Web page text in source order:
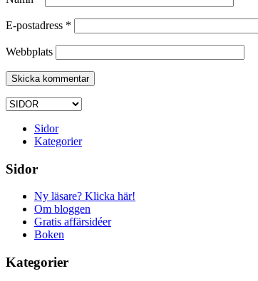
E-postadress *
Webbplats
Sidor
Kategorier
Sidor
Ny läsare? Klicka här!
Om bloggen
Gratis affärsidéer
Boken
Kategorier